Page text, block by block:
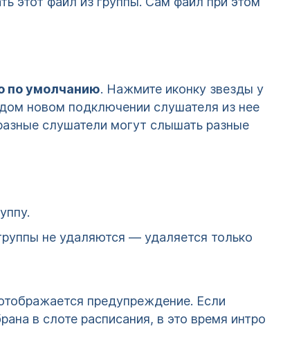
по умолчанию. Нажмите иконку звезды у
новом подключении слушателя из нее
слушатели могут слышать разные
не удаляются — удаляется только
предупреждение. Если
в слоте расписания, в это время интро